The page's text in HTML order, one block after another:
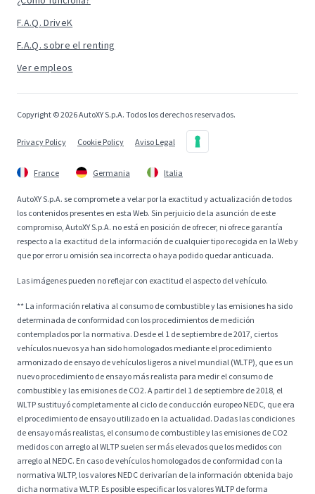
F.A.Q. DriveK
F.A.Q. sobre el renting
Ver empleos
Copyright © 2026 AutoXY S.p.A. Todos los derechos reservados.
Privacy Policy Cookie Policy Aviso Legal
France Germania Italia
AutoXY S.p.A. se compromete a velar por la exactitud y actualización de todos
los contenidos presentes en esta Web. Sin perjuicio de la asunción de este
compromiso, AutoXY S.p.A. no está en posición de ofrecer, ni ofrece garantía
respecto a la exactitud de la información de cualquier tipo recogida en la Web y
que por error u omisión sea incorrecta o haya podido quedar anticuada.
Las imágenes pueden no reflejar con exactitud el aspecto del vehículo.
** La información relativa al consumo de combustible y las emisiones ha sido
determinada de conformidad con los procedimientos de medición
contemplados por la normativa. Desde el 1 de septiembre de 2017, ciertos
vehículos nuevos ya han sido homologados mediante el procedimiento
armonizado de ensayo de vehículos ligeros a nivel mundial (WLTP), que es un
nuevo procedimiento de ensayo más realista para medir el consumo de
combustible y las emisiones de CO2. A partir del 1 de septiembre de 2018, el
WLTP sustituyó completamente al ciclo de conducción europeo NEDC, que era
el procedimiento de ensayo utilizado en la actualidad. Dadas las condiciones
de ensayo más realistas, el consumo de combustible y las emisiones de CO2
medidos con arreglo al WLTP suelen ser más elevados que los medidos con
arreglo al NEDC. En caso de vehículos homologados de conformidad con la
normativa WLTP, los valores NEDC derivarían de la información obtenida bajo
dicha normativa WLTP. Es posible especificar los valores WLTP de forma